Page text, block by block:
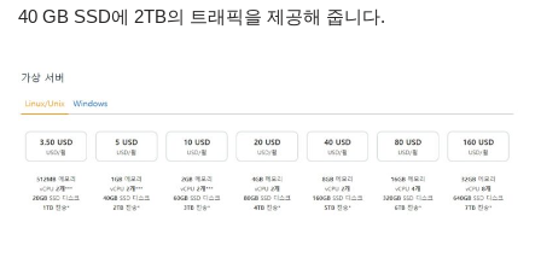
40 GB SSD에 2TB의 트래픽을 제공해 줍니다.